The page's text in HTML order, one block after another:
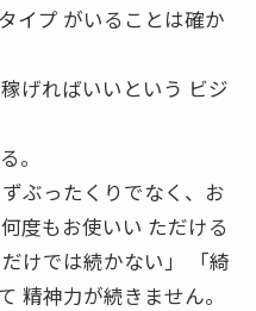
イプ がいることは確か
げればいいという ビジ
。
ぶったくりでなく、お
度もお使いい ただける
けでは続かない」 「綺
精神力が続きません。